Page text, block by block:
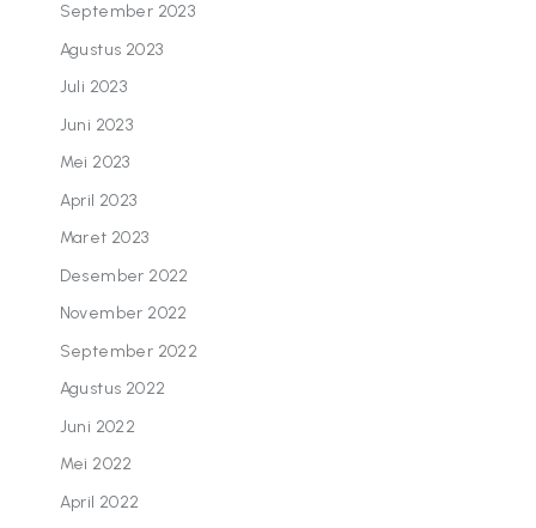
September 2023
Agustus 2023
Juli 2023
Juni 2023
Mei 2023
April 2023
Maret 2023
Desember 2022
November 2022
September 2022
Agustus 2022
Juni 2022
Mei 2022
April 2022